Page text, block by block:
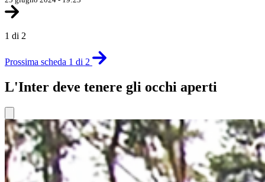
1 di 2
Prossima scheda 1 di 2
L'Inter deve tenere gli occhi aperti